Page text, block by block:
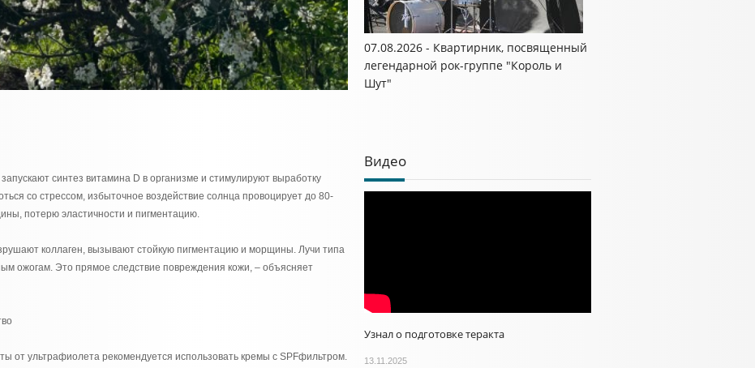
синтез витамина D в организме и стимулируют выработку
со стрессом, избыточное воздействие солнца провоцирует до 80-
потерю эластичности и пигментацию.
коллаген, вызывают стойкую пигментацию и морщины. Лучи типа
ожогам. Это прямое следствие повреждения кожи, – объясняет
от ультрафиолета рекомендуется использовать кремы с SPFфильтром.
07.08.2026 - Квартирник, посвященный
легендарной рок-группе "Король и
Шут"
Видео
Узнал о подготовке теракта
13.11.2025